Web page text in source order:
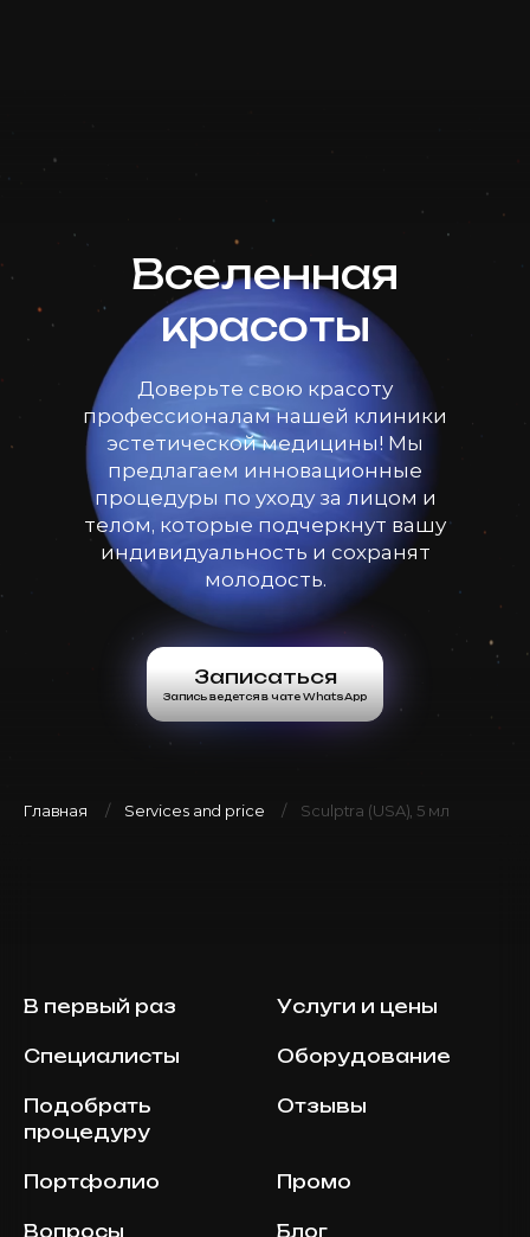
Вселенная
красоты
Доверьте свою красоту
профессионалам нашей клиники
эстетической медицины! Мы
предлагаем инновационные
процедуры по уходу за лицом и
телом, которые подчеркнут вашу
индивидуальность и сохранят
молодость.
Записаться
Запись ведется в чате WhatsApp
Главная Services and price Sculptra (USA), 5 мл
В первый раз Услуги и цены
Специалисты Оборудование
Подобрать
процедуру
Отзывы
Портфолио Промо
Вопросы Блог